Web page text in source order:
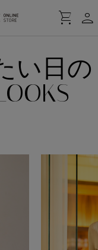
shopping_cart person
い日の